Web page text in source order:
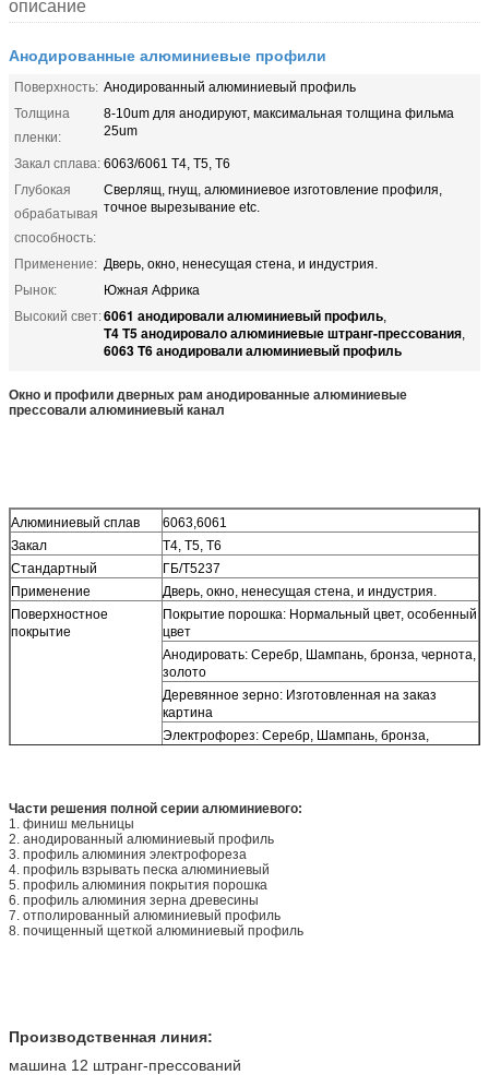
описание
Анодированные алюминиевые профили
Поверхность: Анодированный алюминиевый профиль
Толщина
пленки:
8-10um для анодируют, максимальная толщина фильма
25um
Закал сплава: 6063/6061 T4, T5, T6
Глубокая
обрабатывая
способность:
Сверлящ, гнущ, алюминиевое изготовление профиля,
точное вырезывание etc.
Применение: Дверь, окно, ненесущая стена, и индустрия.
Рынок:
Южная Африка
Высокий свет:6061 анодировали алюминиевый профиль,
T4 T5 анодировало алюминиевые штранг-прессования,
6063 T6 анодировали алюминиевый профиль
Окно и профили дверных рам анодированные алюминиевые
прессовали алюминиевый канал
Алюминиевый сплав
6063,6061
Закал
Т4, Т5, Т6
Стандартный
ГБ/Т5237
Применение
Дверь, окно, ненесущая стена, и индустрия.
Поверхностное
покрытие
Покрытие порошка: Нормальный цвет, особенный
цвет
Анодировать: Серебр, Шампань, бронза, чернота,
золото
Деревянное зерно: Изготовленная на заказ
картина
Электрофорез: Серебр, Шампань, бронза,
Глубокая обрабатывая
способность
Сверлящ, гнущ, алюминиевое изготовление
профиля, уточняет резать етк.
Части решения полной серии алюминиевого:
1. финиш мельницы
2. анодированный алюминиевый профиль
3. профиль алюминия электрофореза
4. профиль взрывать песка алюминиевый
5. профиль алюминия покрытия порошка
6. профиль алюминия зерна древесины
7. отполированный алюминиевый профиль
8. почищенный щеткой алюминиевый профиль
Производственная линия:
машина 12 штранг-прессований